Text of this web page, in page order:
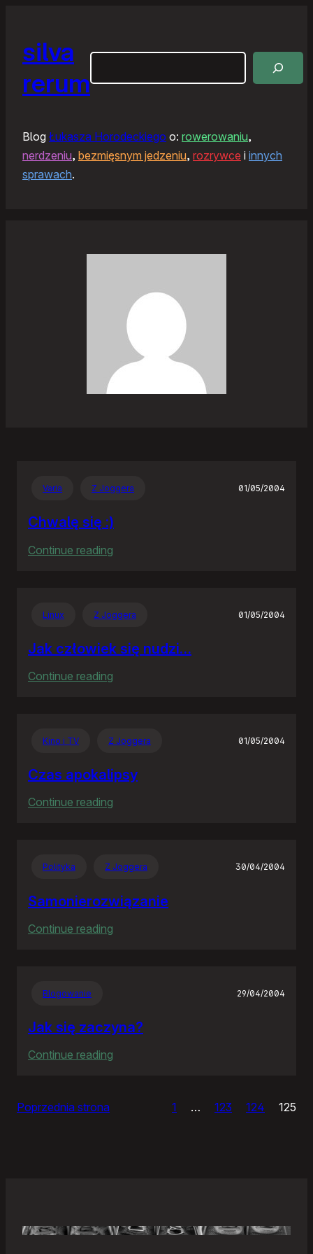
silva
rerum
Blog Łukasza Horodeckiego o: rowerowaniu,
nerdzeniu, bezmięsnym jedzeniu, rozrywce i innych
sprawach.
Varia Z Joggera 01/05/2004
Chwalę się :)
Continue reading
Linux Z Joggera 01/05/2004
Jak człowiek się nudzi…
Continue reading
nudzi…
Kino i TV Z Joggera 01/05/2004
Czas apokalipsy
Continue reading
Polityka Z Joggera 30/04/2004
Samonierozwiązanie
Continue reading
Blogowanie 29/04/2004
Jak się zaczyna?
Continue reading
Poprzednia strona 1 … 123 124 125